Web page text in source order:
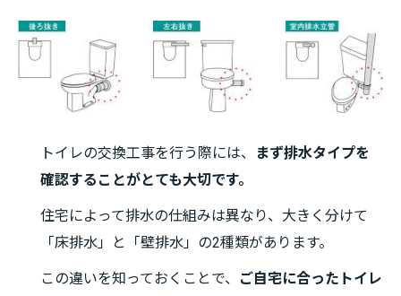
トイレの交換工事を行う際には、
まず排水タイプを
確認することがとても大切です。
住宅によって排水の仕組みは異なり、大きく分けて
「床排水」と「壁排水」の2種類があります。
この違いを知っておくことで、
ご自宅に合ったトイレ